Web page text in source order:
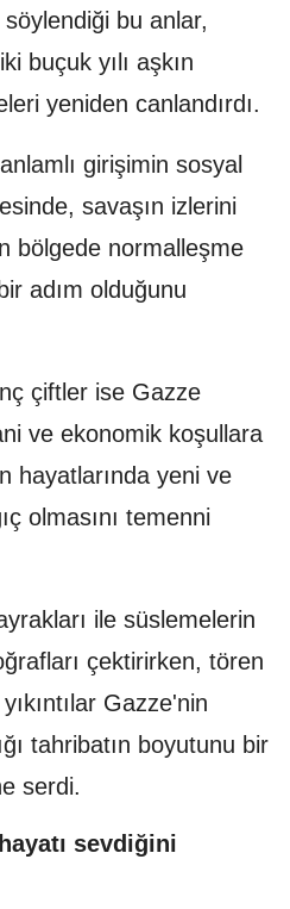
söylendiği bu anlar,
buçuk yılı aşkın
yeniden canlandırdı.
girişimin sosyal
savaşın izlerini
bölgede normalleşme
adım olduğunu
çiftler ise Gazze
ve ekonomik koşullara
hayatlarında yeni ve
olmasını temenni
ile süslemelerin
çektirirken, tören
Gazze'nin
tahribatın boyutunu bir
serdi.
sevdiğini